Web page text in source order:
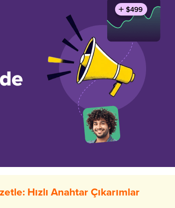
Hızlı Anahtar Çıkarımlar